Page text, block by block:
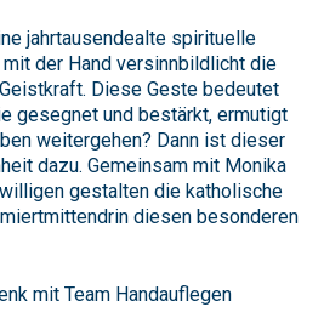
jahrtausendealte spirituelle
mit der Hand versinnbildlicht die
Diese Geste bedeutet
gesegnet und bestärkt, ermutigt
weitergehen? Dann ist dieser
dazu. Gemeinsam mit Monika
gestalten die katholische
diesen besonderen
mit Team Handauflegen